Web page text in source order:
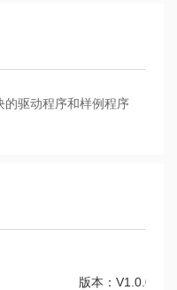
驱动程序和样例程序
版本：V1.0.0